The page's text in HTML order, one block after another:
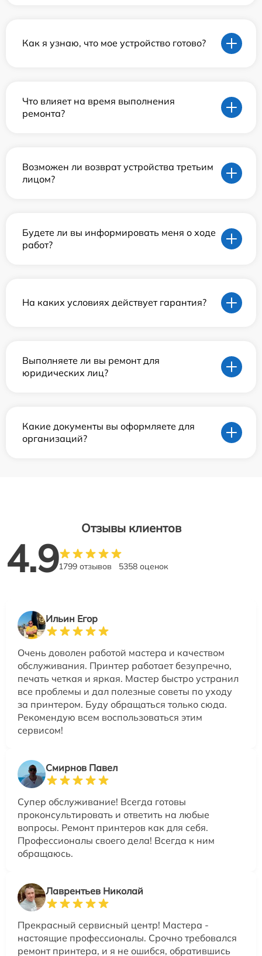
Как я узнаю, что мое устройство готово?
Что влияет на время выполнения
ремонта?
Возможен ли возврат устройства третьим
лицом?
Будете ли вы информировать меня о ходе
работ?
На каких условиях действует гарантия?
Выполняете ли вы ремонт для
юридических лиц?
Какие документы вы оформляете для
организаций?
Отзывы клиентов
4.91799 отзывов 5358 оценок
Ильин Егор
Очень доволен работой мастера и качеством
обслуживания. Принтер работает безупречно,
печать четкая и яркая. Мастер быстро устранил
все проблемы и дал полезные советы по уходу
за принтером. Буду обращаться только сюда.
Рекомендую всем воспользоваться этим
сервисом!
Смирнов Павел
Супер обслуживание! Всегда готовы
проконсультировать и ответить на любые
вопросы. Ремонт принтеров как для себя.
Профессионалы своего дела! Всегда к ним
обращаюсь.
Лаврентьев Николай
Прекрасный сервисный центр! Мастера -
настоящие профессионалы. Срочно требовался
ремонт принтера, и я не ошибся, обратившись